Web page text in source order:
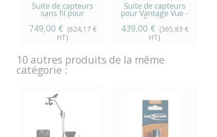
Suite de capteurs
sans fil pour
Vantage...
749,00 € (624,17 €
HT)
Suite de capteurs
pour Vantage Vue -
Davis...
439,00 € (365,83 €
HT)
10 autres produits de la même
catégorie :